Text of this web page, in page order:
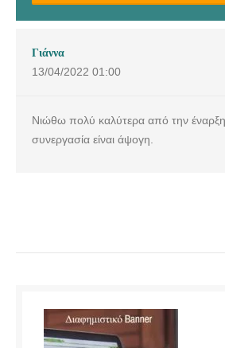
Γιάννα
13/04/2022 01:00
Νιώθω πολύ καλύτερα από την
συνεργασία είναι άψογη.